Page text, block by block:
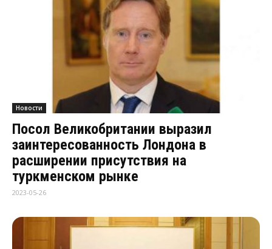
Новости
Посол Великобритании выразил
заинтересованность Лондона в
расширении присутствия на
туркменском рынке
2023-05-26